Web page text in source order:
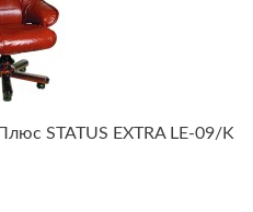
STATUS EXTRA LE-09/K